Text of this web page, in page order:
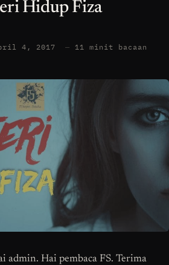
Hidup Fiza
4, 2017 — 11 minit bacaan
admin. Hai pembaca FS. Terima